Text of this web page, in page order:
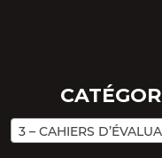
3 – CAHIERS